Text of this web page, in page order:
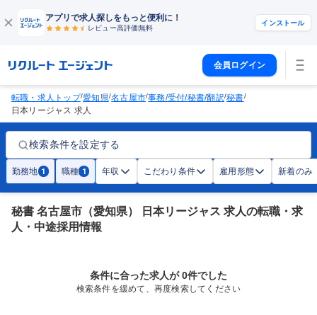
アプリで求人探しをもっと便利に！
レビュー高評価無料
インストール
会員ログイン
転職・求人トップ/愛知県/名古屋市/事務/受付/秘書/翻訳/秘書/
日本リージャス 求人
検索条件を設定する
勤務地 1 職種 1 年収 こだわり条件 雇用形態 新着のみ
秘書 名古屋市（愛知県） 日本リージャス 求人の転職・求
人・中途採用情報
条件に合った求人が 0件でした
検索条件を緩めて、再度検索してください